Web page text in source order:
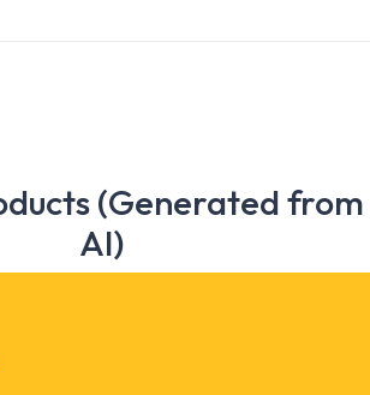
(Generated from
AI)